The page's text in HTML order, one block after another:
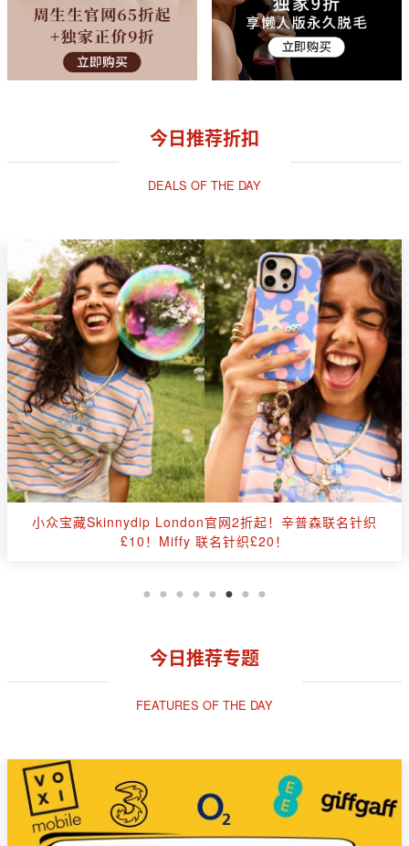
今日推荐折扣
DEALS OF THE DAY
👏CultBeauty全场8折+叠送£10礼卡🔥红点&新品全解禁🔴
祖玛珑、Lamer、Lelabo等！
今日推荐专题
FEATURES OF THE DAY